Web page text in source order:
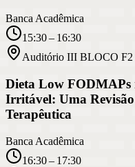
Banca Acadêmica
15:30 – 16:30
Auditório III BLOCO F2
Dieta Low FODMAPs
Irritável: Uma
Terapêutica
Banca Acadêmica
16:30 – 17:30